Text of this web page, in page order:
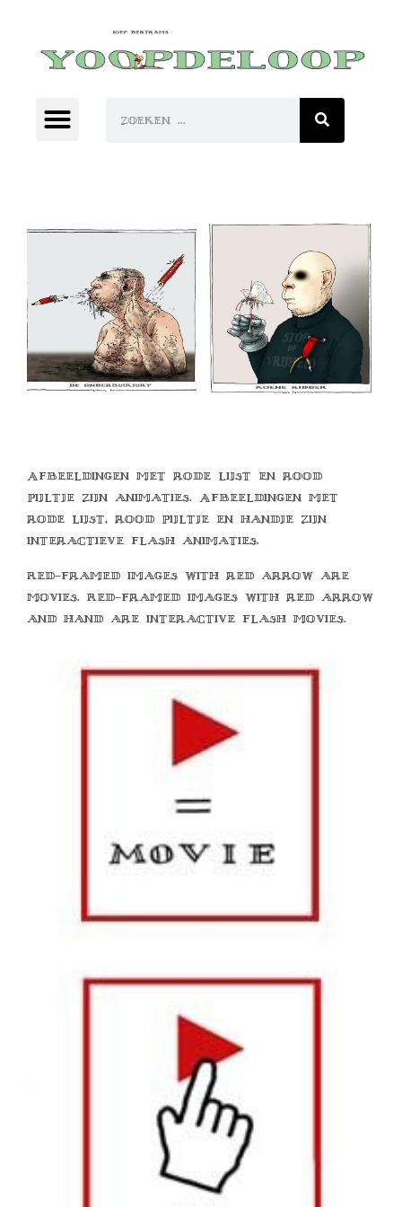
Afbeeldingen met rode lijst en rood
pijltje zijn animaties. Afbeeldingen met
rode lijst, rood pijltje en handje zijn
interactieve flash animaties.
Red-framed images with red arrow are
movies. Red-framed images with red arrow
and hand are interactive flash movies.